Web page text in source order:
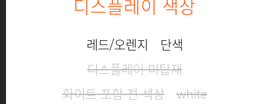
디스플레이 색상
레드/오렌지
단색
디스플레이 미탑재
화이트 포함 전 색상
white